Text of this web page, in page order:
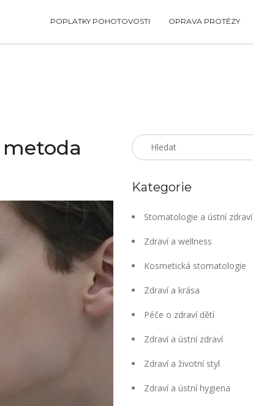
POPLATKY POHOTOVOSTI OPRAVA PROTÉZY
Kategorie
Stomatologie a ústní zdraví
Zdraví a wellness
Kosmetická stomatologie
Zdraví a krása
Péče o zdraví dětí
Zdraví a ústní zdraví
Zdraví a životní styl
Zdraví a ústní hygiena